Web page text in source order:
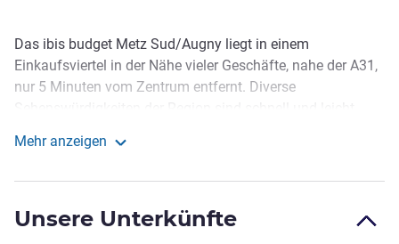
Beschreibung
Das ibis budget Metz Sud/Augny liegt in einem
Einkaufsviertel in der Nähe vieler Geschäfte, nahe der A31,
nur 5 Minuten vom Zentrum entfernt. Diverse
(verschiedener Kategorien) mit Klimaanlage für 1-4
kostenloses WIFI und einen großen, sicheren, kostenlosen
Mehr anzeigen
Unsere Unterkünfte